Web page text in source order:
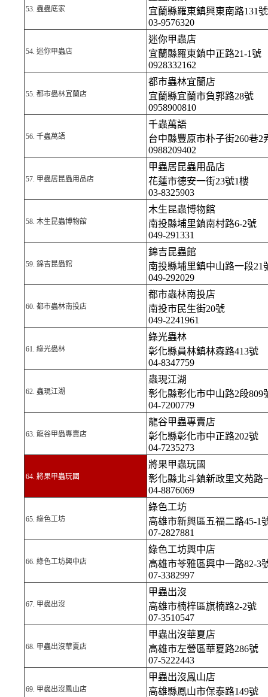
53. 蟲蟲底家
宜蘭縣羅東鎮興東南路131號
03-9576320
54. 迷你甲蟲店
迷你甲蟲店
宜蘭縣羅東鎮中正路21-1號
0928332162
55. 都市蟲林宜蘭店
都市蟲林宜蘭店
宜蘭縣宜蘭市負郭路28號
0958900810
56. 千蟲萬語
千蟲萬語
台中縣豐原市朴子街260巷2
0988209402
57. 甲蟲居昆蟲用品店
甲蟲居昆蟲用品店
花蓮市德安一街23號1樓
03-8325903
58. 木生昆蟲博物館
木生昆蟲博物館
南投縣埔里鎮南村路6-2號
049-291331
59. 錦吉昆蟲館
錦吉昆蟲館
南投縣埔里鎮中山路一段21
049-292029
60. 都市蟲林南投店
都市蟲林南投店
南投市民生街20號
049-2241961
61. 綠光蟲林
綠光蟲林
彰化縣員林鎮林森路413號
04-8347759
62. 蟲現江湖
蟲現江湖
彰化縣彰化市中山路2段809
04-7200779
63. 龍谷甲蟲專賣店
龍谷甲蟲專賣店
彰化縣彰化市中正路202號
04-7235273
64. 將果甲蟲玩國
將果甲蟲玩國
彰化縣北斗鎮新政里文苑路
04-8876069
65. 綠色工坊
綠色工坊
高雄市新興區五福二路45-1
07-2827881
66. 綠色工坊興中店
綠色工坊興中店
高雄市苓雅區興中一路82-3
07-3382997
67. 甲蟲出沒
甲蟲出沒
高雄市楠梓區旗楠路2-2號
07-3510547
68. 甲蟲出沒華夏店
甲蟲出沒華夏店
高雄市左營區華夏路286號
07-5222443
69. 甲蟲出沒鳳山店
甲蟲出沒鳳山店
高雄縣鳳山市保泰路149號